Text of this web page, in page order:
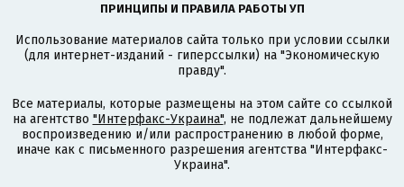
ПРИНЦИПЫ И ПРАВИЛА РАБОТЫ УП
Использование материалов сайта только при условии ссылки
(для интернет-изданий - гиперссылки) на "Экономическую
правду".
Все материалы, которые размещены на этом сайте со ссылкой
на агентство "Интерфакс-Украина", не подлежат дальнейшему
воспроизведению и/или распространению в любой форме,
иначе как с письменного разрешения агентства "Интерфакс-
Украина".